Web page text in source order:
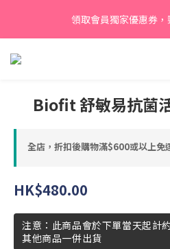
【新會員】即日起至2026月12月
「NEW95」即
領取會員獨家優惠券，
【新會員】即日起至2026月12
「NEW95」即
Biofit 舒敏易抗菌
全店，折扣後購物滿$600或以上免
HK$480.00
注意：此商品會於下單當天起計
其他商品一併出貨